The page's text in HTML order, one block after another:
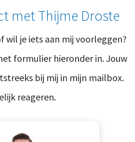
met Thijme Droste
wil je iets aan mij voorleggen?
formulier hieronder in. Jouw
bij mij in mijn mailbox.
reageren.